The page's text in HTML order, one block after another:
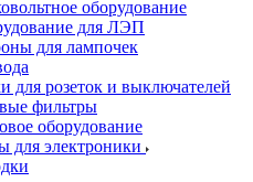
оборудование
для ЛЭП
для лампочек
для розеток и выключателей
фильтры
оборудование
для электроники